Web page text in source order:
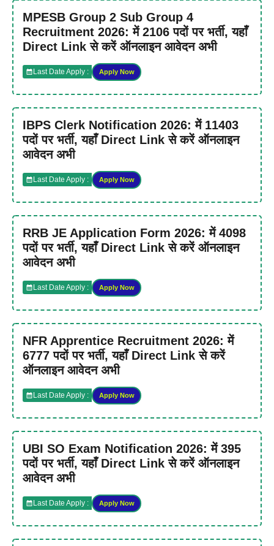
MPESB Group 2 Sub Group 4
Recruitment 2026: में 2106 पदों पर भर्ती, यहाँ
Direct Link से करें ऑनलाइन आवेदन अभी
Last Date Apply : Apply Now
IBPS Clerk Notification 2026: में 11403
पदों पर भर्ती, यहाँ Direct Link से करें ऑनलाइन
आवेदन अभी
Last Date Apply : Apply Now
RRB JE Application Form 2026: में 4098
पदों पर भर्ती, यहाँ Direct Link से करें ऑनलाइन
आवेदन अभी
Last Date Apply : Apply Now
NFR Apprentice Recruitment 2026: में
6777 पदों पर भर्ती, यहाँ Direct Link से करें
ऑनलाइन आवेदन अभी
Last Date Apply : Apply Now
UBI SO Exam Notification 2026: में 395
पदों पर भर्ती, यहाँ Direct Link से करें ऑनलाइन
आवेदन अभी
Last Date Apply : Apply Now